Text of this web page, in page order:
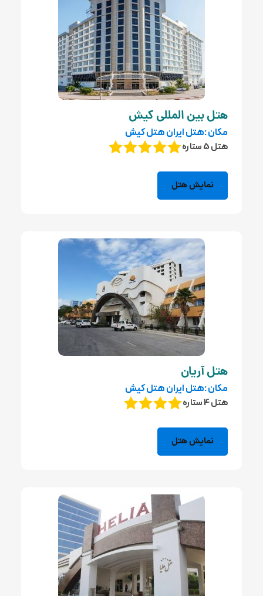
هتل بین المللی کیش
مکان :هتل ایران هتل کیش
هتل 5 ستاره
نمایش هتل
هتل آریان
مکان :هتل ایران هتل کیش
هتل 4 ستاره
نمایش هتل